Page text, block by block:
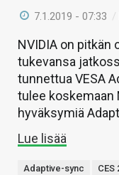
7.1.2019 - 07:33 /
NVIDIA on
tukevansa
tunnettua VESA
tulee koskemaan
hyväksymiä
Lue lisää
Adaptive-sync CES